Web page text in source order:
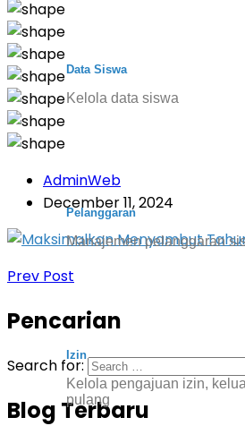
Data Siswa
Kelola data siswa
Pelanggaran
Manajemen pelanggaran
Izin
Kelola pengajuan izin,
pulang
AdminWeb
December 11, 2024
Prev Post
Pencarian
Search for:
Blog Terbaru